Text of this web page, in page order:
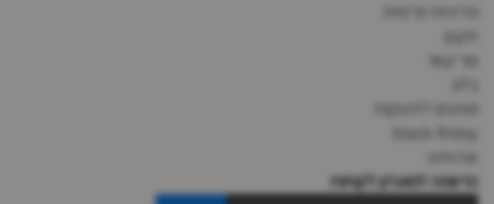
צור קשר
מותגים לתינוקות
black-friday
אודותינו
הרשמה למועדון לקוחות